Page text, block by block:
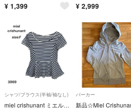
¥ 1,399 ¥ 2,999
シャツ/ブラウス(半袖/袖なし)
miel crishunant ミエルクリシュナ シャツ ボーダー FREE
パーカー